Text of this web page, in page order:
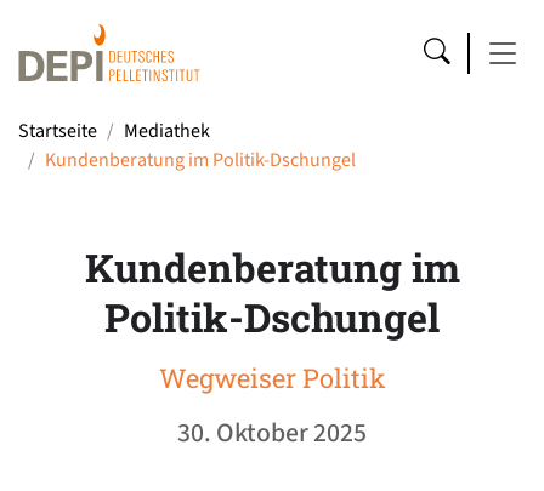
Startseite
Mediathek
Kundenberatung im Politik-Dschungel
Kundenberatung im
Politik-Dschungel
Wegweiser Politik
30. Oktober 2025